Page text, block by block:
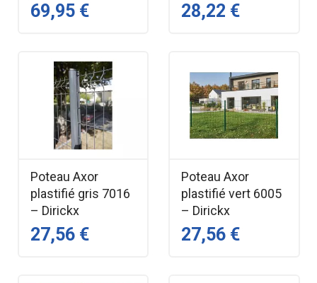
69,95 € 28,22 €
Poteau Axor
plastifié gris 7016
– Dirickx
27,56 €
Poteau Axor
plastifié vert 6005
– Dirickx
27,56 €